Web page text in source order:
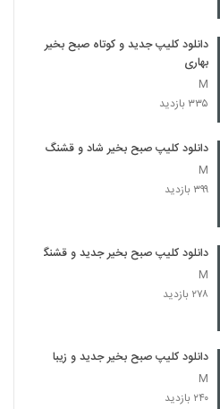
دانلود کلیپ جدید و کوتاه صبح بخیر
بهاری
M
۳۳۵ بازدید
دانلود کلیپ صبح بخیر شاد و قشنگ
M
۳۹۹ بازدید
دانلود کلیپ صبح بخیر جدید و قشنگ
M
۲۷۸ بازدید
دانلود کلیپ صبح بخیر جدید و زیبا
M
۲۴۰ بازدید